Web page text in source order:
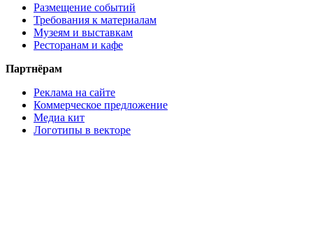
Размещение событий
Требования к материалам
Музеям и выставкам
Ресторанам и кафе
Партнёрам
Реклама на сайте
Коммерческое предложение
Медиа кит
Логотипы в векторе